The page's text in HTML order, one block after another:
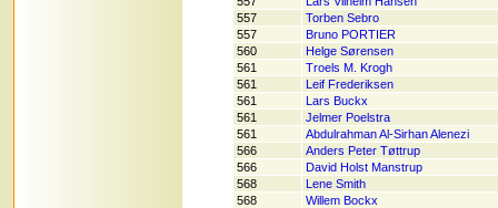
557
Torben Sebro
557
Bruno PORTIER
560
Helge Sørensen
561
Troels M. Krogh
561
Leif Frederiksen
561
Lars Buckx
561
Jelmer Poelstra
561
Abdulrahman Al-Sirhan Alenezi
566
Anders Peter Tøttrup
566
David Holst Manstrup
568
Lene Smith
568
Willem Bockx